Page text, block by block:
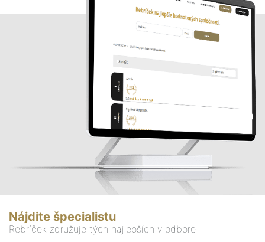
Nájdite špecialistu
Rebríček združuje tých najlepších v odbore